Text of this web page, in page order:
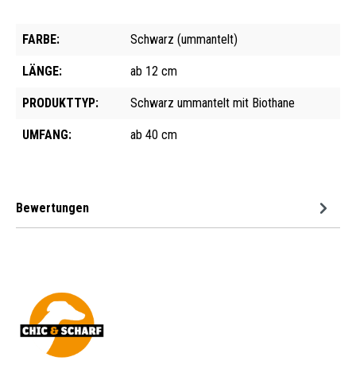
FARBE: Schwarz (ummantelt)
LÄNGE: ab 12 cm
PRODUKTTYP: Schwarz ummantelt mit Biothane
UMFANG: ab 40 cm
Bewertungen